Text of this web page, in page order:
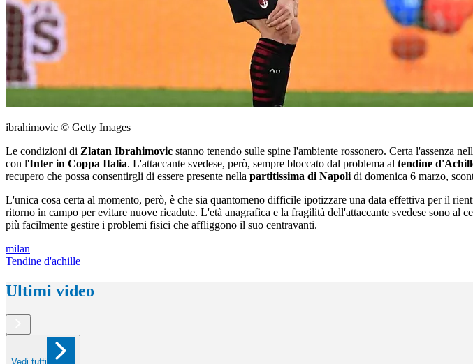
ibrahimovic © Getty Images
Le condizioni di Zlatan Ibrahimovic stanno tenendo sulle spine l'ambiente rossonero. Certa l'assenza
con l'Inter in Coppa Italia. L'attaccante svedese, però, sempre bloccato dal problema al tendine
recupero che possa consentirgli di essere presente nella partitissima di Napoli di domenica 6 marzo,
L'unica cosa certa al momento, però, è che sia quantomeno difficile ipotizzare una data effettiva per il
ritorno in campo per evitare nuove ricadute. L'età anagrafica e la fragilità dell'attaccante svedese sono
più facilmente gestire i problemi fisici che affliggono il suo centravanti.
milan
Tendine d'achille
Ultimi video
Vedi tutti